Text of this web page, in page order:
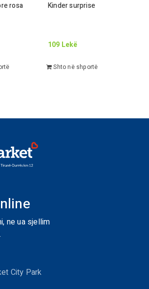
rosa Kinder surprise
109 Lekë
Shto në shportë
ne ua sjellim
City Park